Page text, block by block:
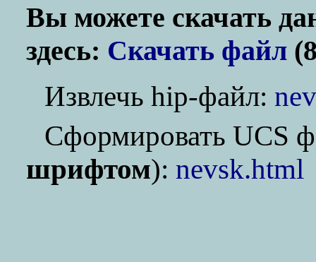
Вы можете скачать
здесь: Скачать файл
Извлечь hip-файл:
Cформировать UCS
шрифтом): nevsk.html